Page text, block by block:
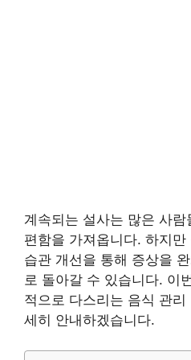
계속되는 설사는 많은 사
편함을 가져옵니다. 하지
습관 개선을 통해 증상을
로 돌아갈 수 있습니다. 이
적으로 다스리는 음식 관
세히 안내하겠습니다.